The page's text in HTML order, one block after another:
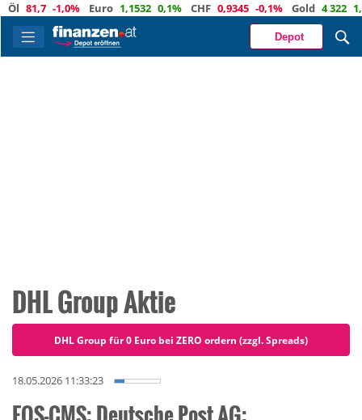
Euro 1,1532 0,1% CHF 0,9345 -0,1% Gold 4 322 1,9%
Depot
DHL Group Aktie
DHL Group für 0 Euro bei ZERO ordern (zzgl. Spreads)
18.05.2026 11:33:23